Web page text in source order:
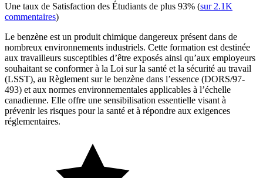
Une taux de Satisfaction des Étudiants de plus 93% (sur 2.1K
commentaires)
Le benzène est un produit chimique dangereux présent dans de
nombreux environnements industriels. Cette formation est destinée
aux travailleurs susceptibles d’être exposés ainsi qu’aux employeurs
souhaitant se conformer à la Loi sur la santé et la sécurité au travail
(LSST), au Règlement sur le benzène dans l’essence (DORS/97-
493) et aux normes environnementales applicables à l’échelle
canadienne. Elle offre une sensibilisation essentielle visant à
prévenir les risques pour la santé et à répondre aux exigences
réglementaires.